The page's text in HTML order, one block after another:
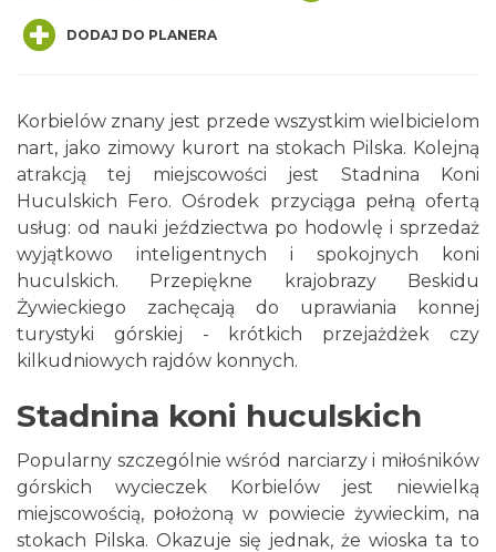
DODAJ DO PLANERA
Korbielów znany jest przede wszystkim wielbicielom
nart, jako zimowy kurort na stokach Pilska. Kolejną
atrakcją tej miejscowości jest Stadnina Koni
Huculskich Fero. Ośrodek przyciąga pełną ofertą
usług: od nauki jeździectwa po hodowlę i sprzedaż
wyjątkowo inteligentnych i spokojnych koni
huculskich. Przepiękne krajobrazy Beskidu
Żywieckiego zachęcają do uprawiania konnej
turystyki górskiej - krótkich przejażdżek czy
kilkudniowych rajdów konnych.
Stadnina koni huculskich
Popularny szczególnie wśród narciarzy i miłośników
górskich wycieczek Korbielów jest niewielką
miejscowością, położoną w powiecie żywieckim, na
stokach Pilska. Okazuje się jednak, że wioska ta to